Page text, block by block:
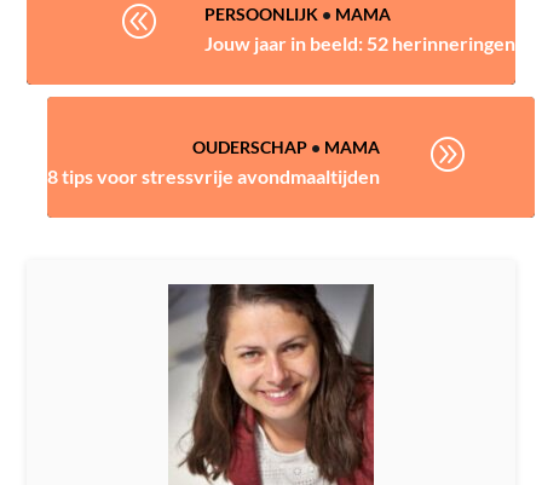
@ PERSOONLIJK• MAMA
Jouw jaar in beeld: 52 herinneringen
OUDERSCHAP• MAMA
8 tips voor stressvrije avondmaaltijden
A